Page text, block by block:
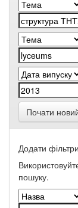
Почати
Додати
пошуку.